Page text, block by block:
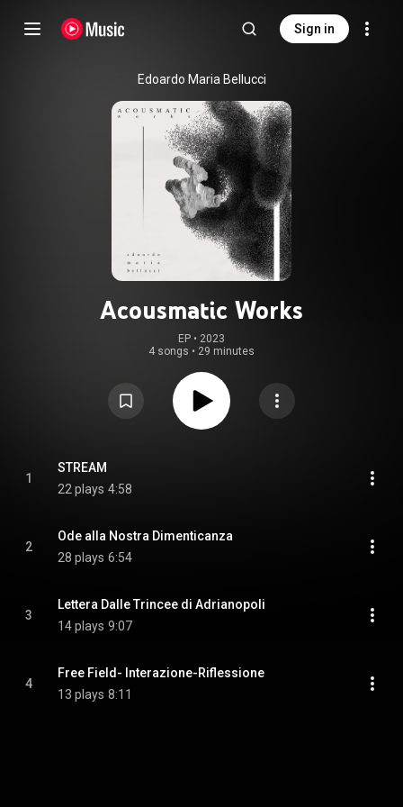
Sign in
Edoardo Maria Bellucci
Acousmatic Works
EP • 2023
4 songs • 29 minutes
1
STREAM
22 plays 4:58
2
Ode alla Nostra Dimenticanza
28 plays 6:54
3
Lettera Dalle Trincee di Adrianopoli
14 plays 9:07
4
Free Field- Interazione-Riflessione
13 plays 8:11